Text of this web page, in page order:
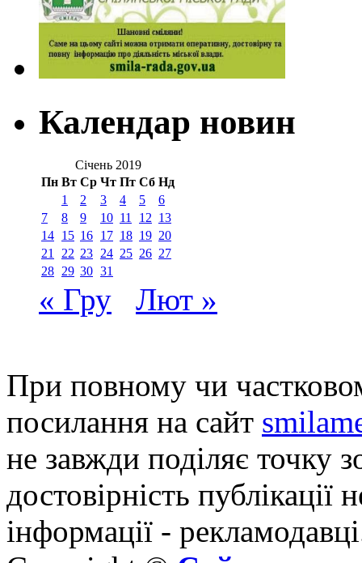
Календар новин
Січень 2019
Пн Вт Ср Чт Пт Сб Нд
1
2 3 4 5
6
7
8 9 10 11 12 13
14 15 16 17 18 19 20
21
22 23 24 25 26 27
28 29 30 31
« Гру Лют »
При повному чи
посилання на сайт
не завжди поділяє точку
достовірність публікації
інформації -